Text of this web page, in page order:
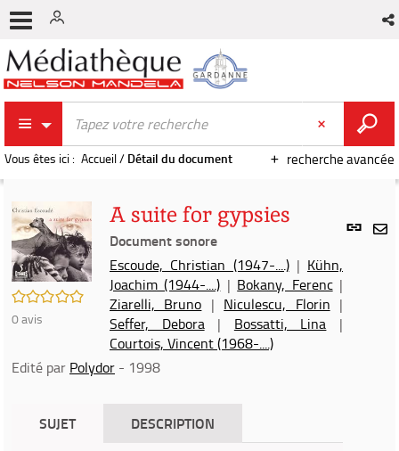
recherche avancée
Vous êtes ici : Accueil/ Détail du document
Lien
/5
0avis
A suite for gypsies
Document sonore
Escoude, Christian (1947-....)| Kühn,
Joachim (1944-....) | Bokany, Ferenc|
Ziarelli, Bruno | Niculescu, Florin |
Seffer, Debora| Bossatti, Lina |
Courtois, Vincent (1968-....)
Edité par Polydor - 1998
SUJET DESCRIPTION